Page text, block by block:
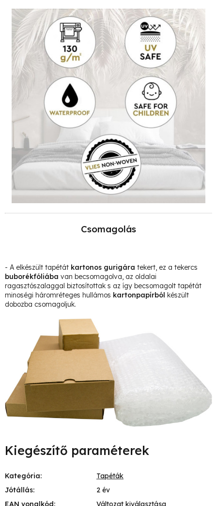
Csomagolás
- A elkészült tapétát kartonos gurigára tekert, ez a tekercs
buborékfóliába van becsomagolva, az oldalai
ragasztószalaggal biztosítottak s az így becsomagolt tapétát
minoségi háromréteges hullámos kartonpapírból készült
dobozba csomagoljuk.
Kiegészítő paraméterek
Kategória:
Tapéták
Jótállás:
2 év
EAN vonalkód:
Változat kiválasztása